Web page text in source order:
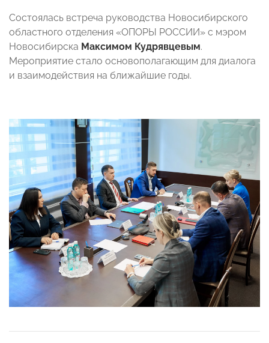
Состоялась встреча руководства Новосибирского
областного отделения «ОПОРЫ РОССИИ» с мэром
Новосибирска Максимом Кудрявцевым.
Мероприятие стало основополагающим для диалога
и взаимодействия на ближайшие годы.